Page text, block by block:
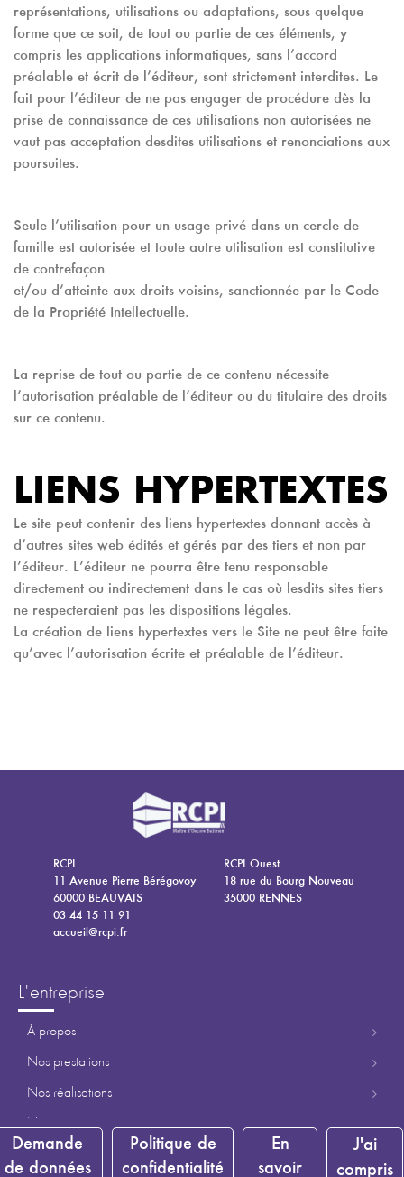
représentations, utilisations ou adaptations, sous quelque
forme que ce soit, de tout ou partie de ces éléments, y
compris les applications informatiques, sans l’accord
préalable et écrit de l’éditeur, sont strictement interdites. Le
fait pour l’éditeur de ne pas engager de procédure dès la
prise de connaissance de ces utilisations non autorisées ne
vaut pas acceptation desdites utilisations et renonciations aux
poursuites.
Seule l’utilisation pour un usage privé dans un cercle de
famille est autorisée et toute autre utilisation est constitutive
de contrefaçon
et/ou d’atteinte aux droits voisins, sanctionnée par le Code
de la Propriété Intellectuelle.
La reprise de tout ou partie de ce contenu nécessite
l’autorisation préalable de l’éditeur ou du titulaire des droits
sur ce contenu.
LIENS HYPERTEXTES
Le site peut contenir des liens hypertextes donnant accès à
d’autres sites web édités et gérés par des tiers et non par
l’éditeur. L’éditeur ne pourra être tenu responsable
directement ou indirectement dans le cas où lesdits sites tiers
ne respecteraient pas les dispositions légales.
La création de liens hypertextes vers le Site ne peut être faite
qu’avec l’autorisation écrite et préalable de l’éditeur.
RCPI
11 Avenue Pierre Bérégovoy
60000 BEAUVAIS
03 44 15 11 91
accueil@rcpi.fr
RCPI Ouest
18 rue du Bourg Nouveau
35000 RENNES
l'entreprise
à propos
nos prestations
nos réalisations
Demande
de données
Politique de
confidentialité
En
savoir
J'ai
compris